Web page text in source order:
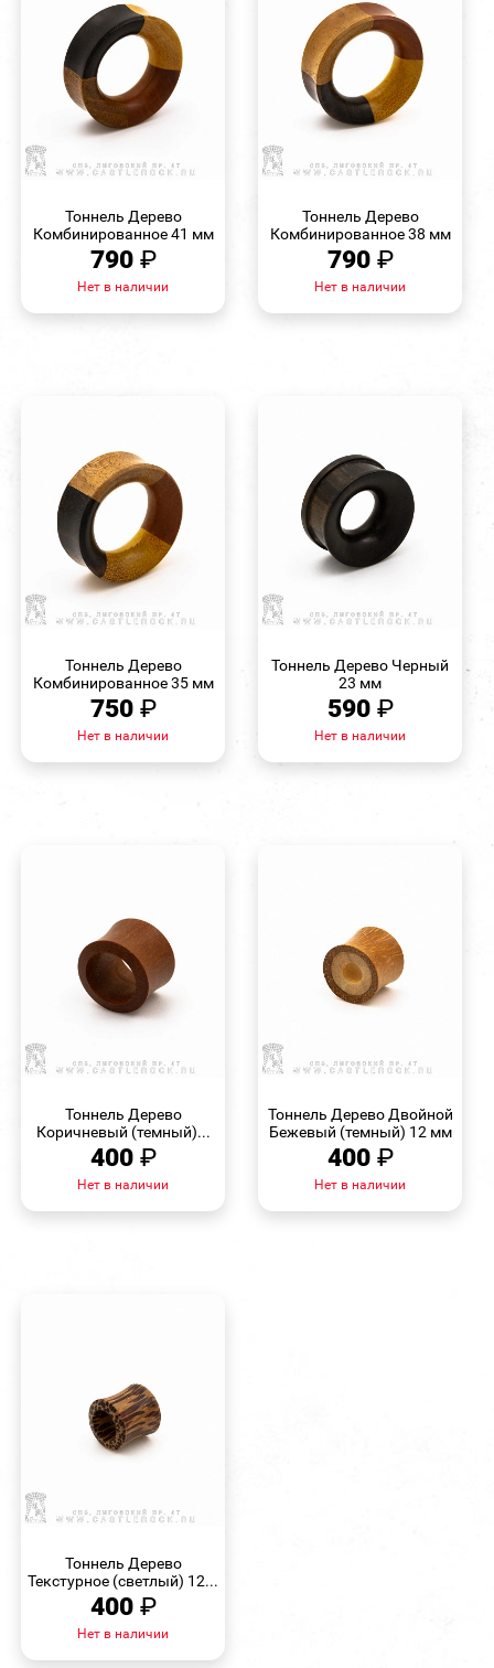
Тоннель Дерево
Комбинированное 41 мм
790 ₽
Нет в наличии
Тоннель Дерево
Комбинированное 38 мм
790 ₽
Нет в наличии
Тоннель Дерево
Комбинированное 35 мм
750 ₽
Нет в наличии
Тоннель Дерево Черный
23 мм
590 ₽
Нет в наличии
Тоннель Дерево
Коричневый (темный)...
400 ₽
Нет в наличии
Тоннель Дерево Двойной
Бежевый (темный) 12 мм
400 ₽
Нет в наличии
Тоннель Дерево
Текстурное (светлый) 12...
400 ₽
Нет в наличии